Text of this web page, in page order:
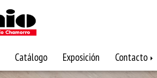
Catálogo Exposición Contacto